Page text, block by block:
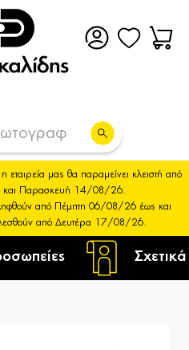
μας θα παραμείνει κλειστή από
Παρασκευή 14/08/26.
από Πέμπτη 06/08/26 έως και
από Δευτέρα 17/08/26.